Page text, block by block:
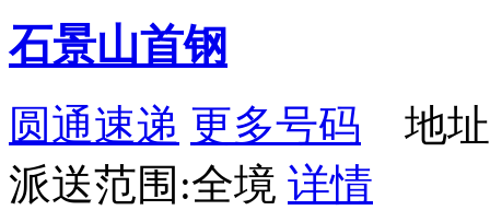
石景山首钢
圆通速递 更多号码 地址
派送范围:全境 详情